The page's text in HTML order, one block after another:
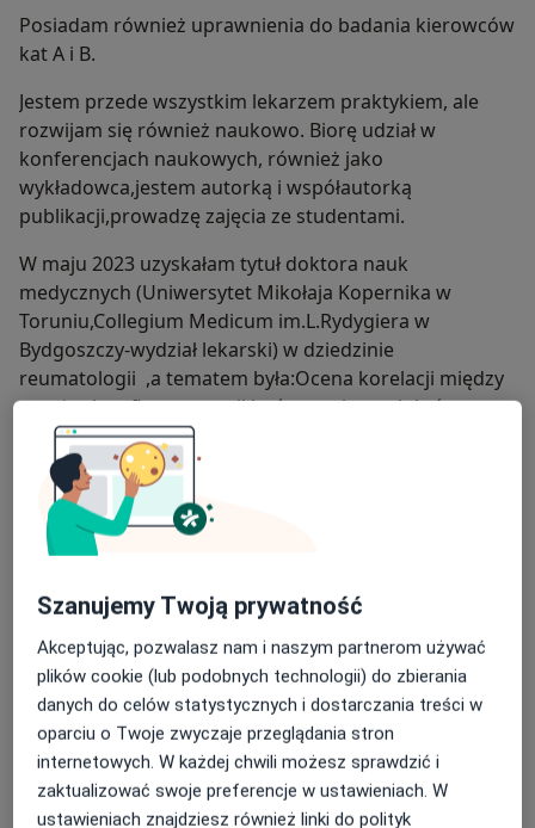
Posiadam również uprawnienia do badania kierowców
kat A i B.
Jestem przede wszystkim lekarzem praktykiem, ale
rozwijam się również naukowo. Biorę udział w
konferencjach naukowych, również jako
wykładowca,jestem autorką i współautorką
publikacji,prowadzę zajęcia ze studentami.
W maju 2023 uzyskałam tytuł doktora nauk
medycznych (Uniwersytet Mikołaja Kopernika w
Toruniu,Collegium Medicum im.L.Rydygiera w
Bydgoszczy-wydział lekarski) w dziedzinie
reumatologii ,a tematem była:Ocena korelacji między
natężeniem fluorescencji końcowych produktów
glikacji a zaawansowaniem twardziny układowej.
wykłady:,,Czy to naprawdę trudne?Rozpoznanie i
terapia tocznia rumieniowatego układowego" IAMP
Gdańsk, ,,Leczenie przeciwbólowe i przeciwzapalne
duże dawki-dlaczego warto", ,,Pacjent z bólem
zapalnym"
publikacje:
Atypical course of Henoch-Schonlein purpura in an
adoult patient.Reumatologia 4/2015.
Nietypowy przebieg plamicy Henocha-Schonleina u
Szanujemy Twoją prywatność
Akceptując, pozwalasz nam i naszym partnerom używać
plików cookie (lub podobnych technologii) do zbierania
danych do celów statystycznych i dostarczania treści w
oparciu o Twoje zwyczaje przeglądania stron
internetowych. W każdej chwili możesz sprawdzić i
zaktualizować swoje preferencje w ustawieniach. W
ustawieniach znajdziesz również linki do polityk